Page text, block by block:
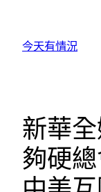
今天有情況
新華
夠硬